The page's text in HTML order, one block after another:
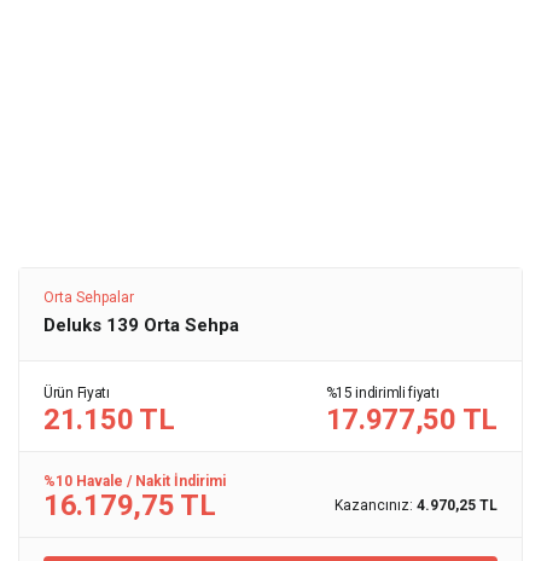
Orta Sehpalar
Deluks 139 Orta Sehpa
Ürün Fiyatı
21.150 TL
%15 indirimli fiyatı
17.977,50 TL
%10 Havale / Nakit İndirimi
16.179,75 TL Kazancınız: 4.970,25 TL